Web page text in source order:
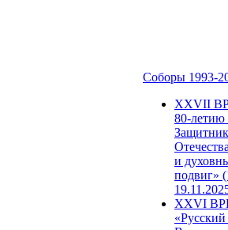
Соборы 1993-
ХХVII
80-
и
подвиг»
XXVI